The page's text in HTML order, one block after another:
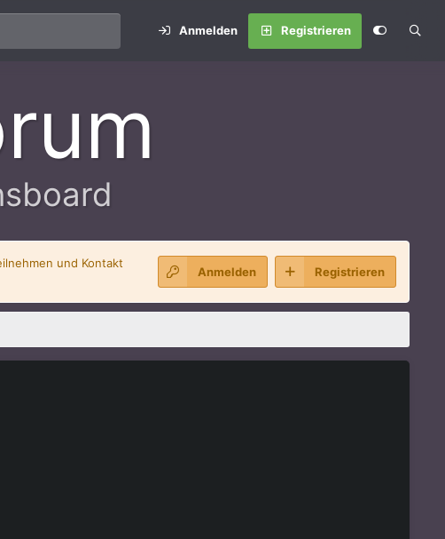
Anmelden Registrieren
und Kontakt
Anmelden Registrieren